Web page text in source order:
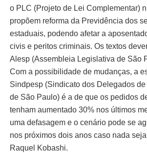
o PLC (Projeto de Lei Complementar)
propõem reforma da Previdência dos
estaduais, podendo afetar a
civis e peritos criminais. Os textos
Alesp (Assembleia Legislativa de São
Com a possibilidade de mudanças, a
Sindpesp (Sindicato dos Delegados
de São Paulo) é a de que os pedidos
tenham aumentado 30% nos últimos
uma defasagem e o cenário pode se
nos próximos dois anos caso nada seja
Raquel Kobashi.